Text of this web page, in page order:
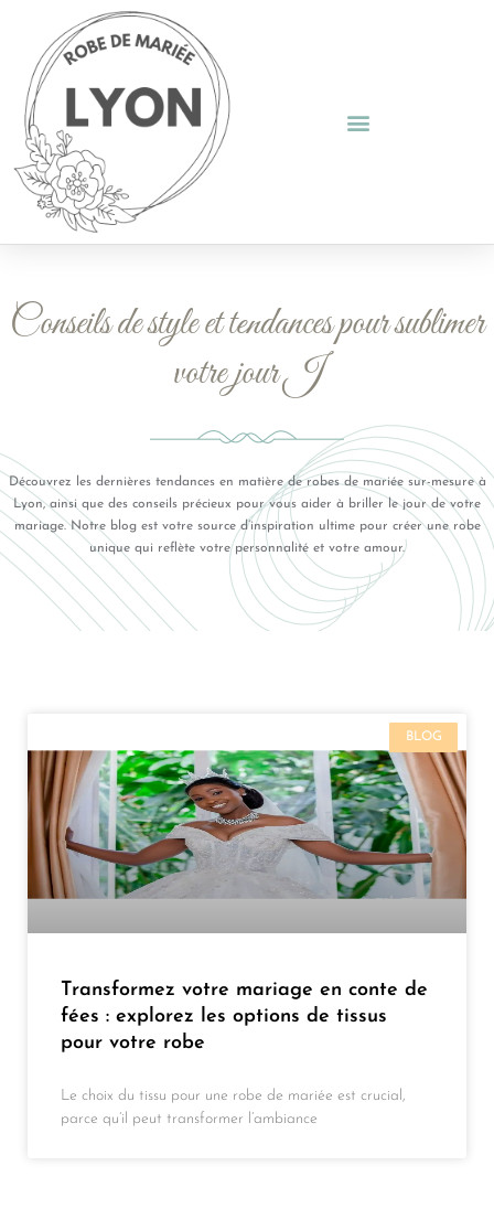
Conseils de style et tendances pour sublimer
votre jour J
Découvrez les dernières tendances en matière de robes de mariée sur-mesure à
Lyon, ainsi que des conseils précieux pour vous aider à briller le jour de votre
mariage. Notre blog est votre source d’inspiration ultime pour créer une robe
unique qui reflète votre personnalité et votre amour.
BLOG
Transformez votre mariage en conte de
fées : explorez les options de tissus
pour votre robe
Le choix du tissu pour une robe de mariée est crucial,
parce qu’il peut transformer l’ambiance